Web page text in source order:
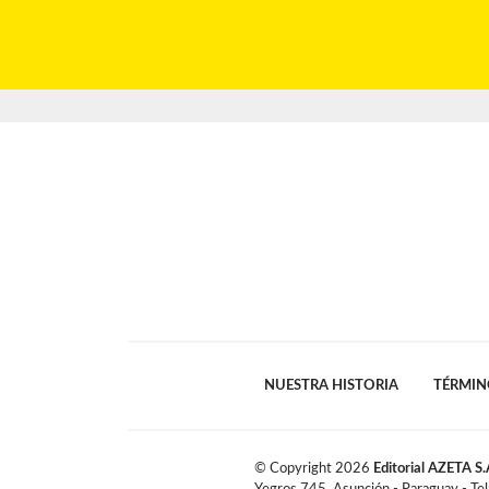
NUESTRA HISTORIA
© Copyright 2026 Editorial AZETA